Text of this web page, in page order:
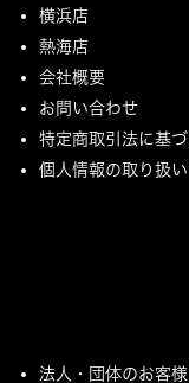
横浜店
熱海店
会社概要
お問い合わせ
特定商取引法に基
個人情報の取り扱い
法人・団体のお客